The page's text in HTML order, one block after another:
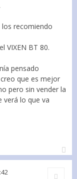
recomiendo
VIXEN BT 80.
pensado
que es mejor
pero sin vender la
verá lo que va
Citar